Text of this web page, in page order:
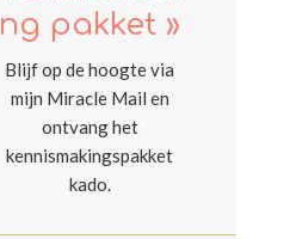
ng pakket »
Blijf op de hoogte via
mijn Miracle Mail en
ontvang het
kennismakingspakket
kado.